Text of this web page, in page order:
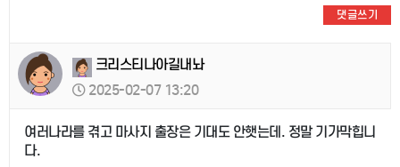
댓글쓰기
크리스티나아길내놔
2025-02-07 13:20
여러나라를 겪고 마사지 출장은 기대도 안햇는데. 정말 기가막힙니
다.